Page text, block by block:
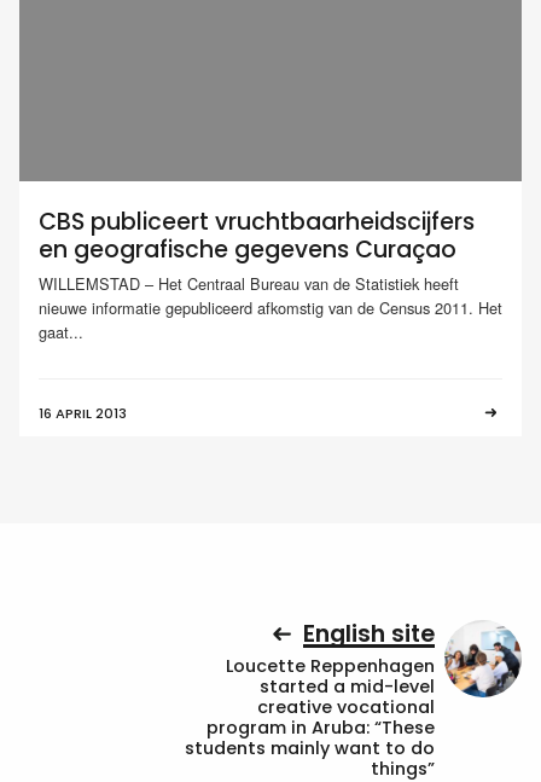
CBS publiceert vruchtbaarheidscijfers
en geografische gegevens Curaçao
WILLEMSTAD – Het Centraal Bureau van de Statistiek heeft
nieuwe informatie gepubliceerd afkomstig van de Census 2011. Het
gaat...
16 APRIL 2013
English site
Loucette Reppenhagen
started a mid-level
creative vocational
program in Aruba: “These
students mainly want to do
things”